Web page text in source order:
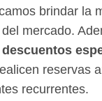
brindar la
mercado.
descuentos
reservas
recurrentes.